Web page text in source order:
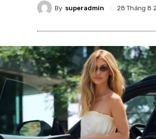
By superadmin 28 Tháng 8